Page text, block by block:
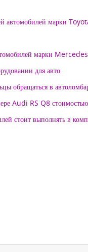
автомобилей марки
марки
для авто
обращаться в
Audi RS Q8
стоит выполнять в